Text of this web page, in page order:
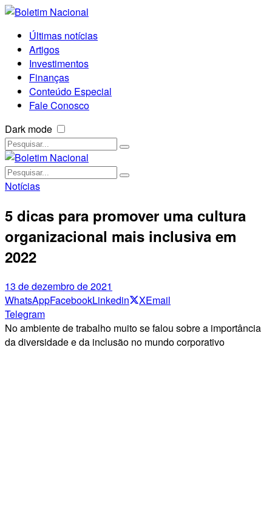
Últimas notícias
Artigos
Investimentos
Finanças
Conteúdo Especial
Fale Conosco
Dark mode
Notícias
5 dicas para promover uma cultura
organizacional mais inclusiva em
2022
13 de dezembro de 2021
WhatsAppFacebookLinkedin XEmail
Telegram
No ambiente de trabalho muito se falou sobre a importância
da diversidade e da inclusão no mundo corporativo